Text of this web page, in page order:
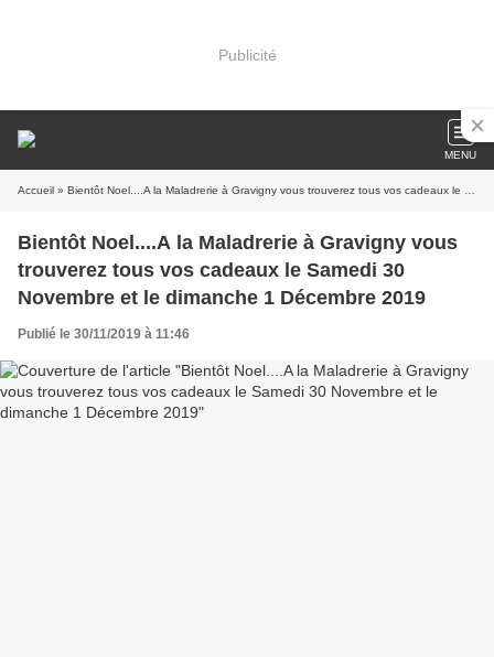
Publicité
MENU
Accueil » Bientôt Noel....A la Maladrerie à Gravigny vous trouverez tous vos cadeaux le Samedi 30 Novembre et le dimanche 1 Décembre 2019
Bientôt Noel....A la Maladrerie à Gravigny vous
trouverez tous vos cadeaux le Samedi 30
Novembre et le dimanche 1 Décembre 2019
Publié le 30/11/2019 à 11:46